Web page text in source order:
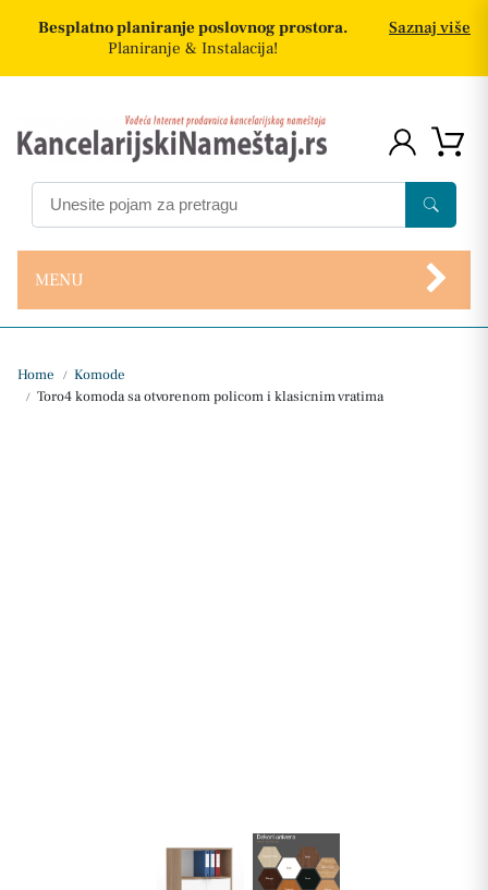
Besplatno planiranje poslovnog prostora.
Planiranje & Instalacija!
Saznaj više
MENU
Home / Komode
/ Toro4 komoda sa otvorenom policom i klasicnim vratima